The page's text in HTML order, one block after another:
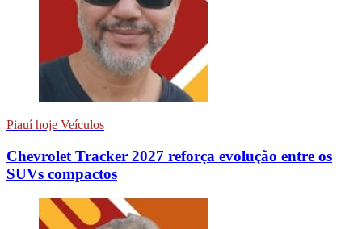
Piauí hoje Veículos
Chevrolet Tracker 2027 reforça evolução entre os
SUVs compactos